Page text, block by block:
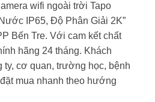
wifi ngoài trời Tapo
IP65, Độ Phân Giải 2K”
Bến Tre. Với cam kết chất
hãng 24 tháng. Khách
ty, cơ quan, trường học, bệnh
mua nhanh theo hướng